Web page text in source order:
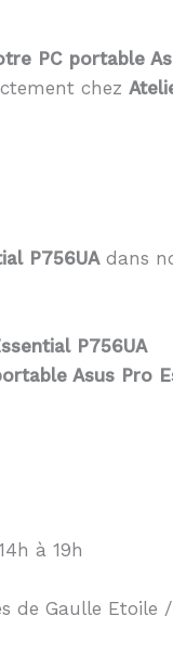
PC portable
chez
P756UAdans
P756UA
Asus Pro
à 19h
de Gaulle Etoile